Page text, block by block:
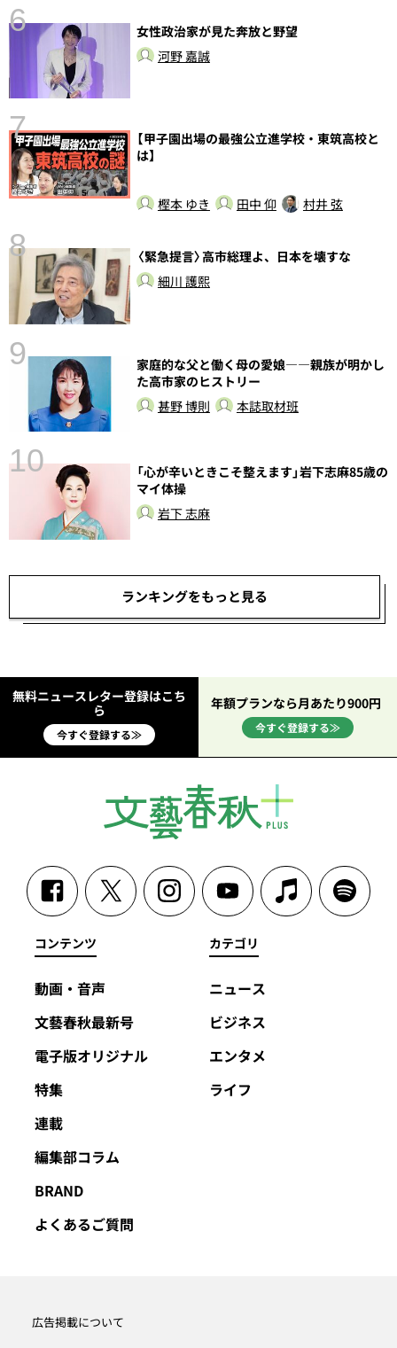
6
女性政治家が見た奔放と野望
河野 嘉誠
7
【甲子園出場の最強公立進学校・東筑高校と
は】
樫本 ゆき 田中 仰 村井 弦
8
〈緊急提言〉高市総理よ、日本を壊すな
細川 護熙
9
家庭的な父と働く母の愛娘――親族が明かし
た高市家のヒストリー
甚野 博則
本誌取材班
10
「心が辛いときこそ整えます」岩下志麻85歳の
マイ体操
岩下 志麻
ランキングをもっと見る
無料ニュースレター登録はこち
ら
今すぐ登録する≫
年額プランなら月あたり900円
今すぐ登録する≫
コンテンツ
動画・音声
文藝春秋最新号
電子版オリジナル
特集
連載
編集部コラム
BRAND
よくあるご質問
カテゴリ
ニュース
ビジネス
エンタメ
ライフ
広告掲載について